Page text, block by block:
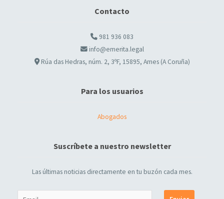
Contacto
981 936 083
info@emerita.legal
Rúa das Hedras, núm. 2, 3ºF, 15895, Ames (A Coruña)
Para los usuarios
Abogados
Suscríbete a nuestro newsletter
Las últimas noticias directamente en tu buzón cada mes.